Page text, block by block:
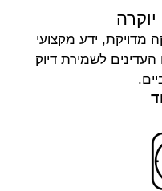
יוקרה
מדויקת, ידע מקצועי
העדינים לשמירת דיוק